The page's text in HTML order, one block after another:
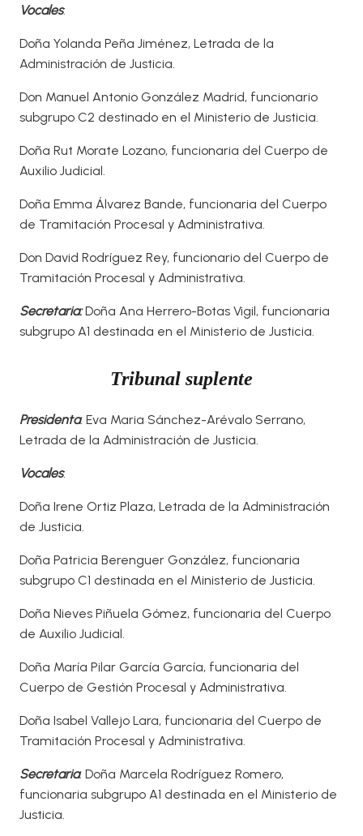
Vocales:
Doña Yolanda Peña Jiménez, Letrada de la
Administración de Justicia.
Don Manuel Antonio González Madrid, funcionario
subgrupo C2 destinado en el Ministerio de Justicia.
Doña Rut Morate Lozano, funcionaria del Cuerpo de
Auxilio Judicial.
Doña Emma Álvarez Bande, funcionaria del Cuerpo
de Tramitación Procesal y Administrativa.
Don David Rodríguez Rey, funcionario del Cuerpo de
Tramitación Procesal y Administrativa.
Secretaria:Doña Ana Herrero-Botas Vigil, funcionaria
subgrupo A1 destinada en el Ministerio de Justicia.
Tribunal suplente
Presidenta: Eva Maria Sánchez-Arévalo Serrano,
Letrada de la Administración de Justicia.
Vocales:
Doña Irene Ortiz Plaza, Letrada de la Administración
de Justicia.
Doña Patricia Berenguer González, funcionaria
subgrupo C1 destinada en el Ministerio de Justicia.
Doña Nieves Piñuela Gómez, funcionaria del Cuerpo
de Auxilio Judicial.
Doña María Pilar García García, funcionaria del
Cuerpo de Gestión Procesal y Administrativa.
Doña Isabel Vallejo Lara, funcionaria del Cuerpo de
Tramitación Procesal y Administrativa.
Secretaria: Doña Marcela Rodríguez Romero,
funcionaria subgrupo A1 destinada en el Ministerio de
Justicia.